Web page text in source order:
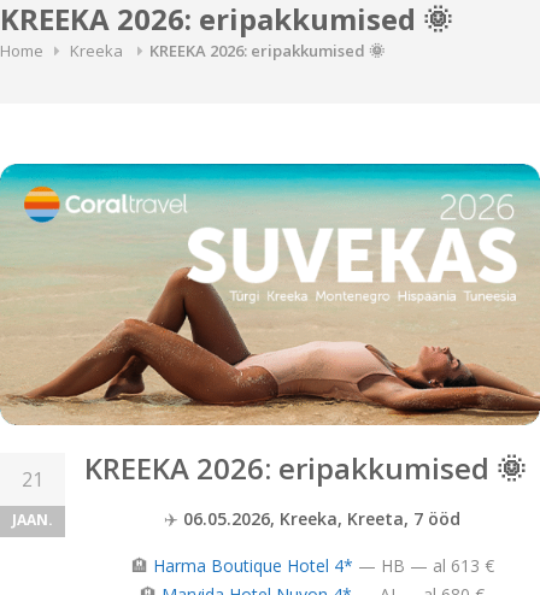
KREEKA 2026: eripakkumised 🌞
Home Kreeka KREEKA 2026: eripakkumised 🌞
21
JAAN.
KREEKA 2026: eripakkumised 🌞
✈️ 06.05.2026, Kreeka, Kreeta, 7 ööd
🏨 Harma Boutique Hotel 4* — HB — al 613 €